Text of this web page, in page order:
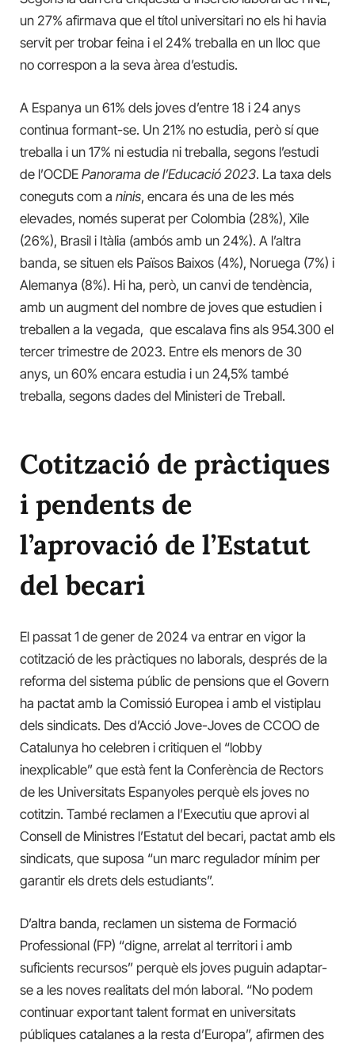
un 27% afirmava que el títol universitari no els hi havia
servit per trobar feina i el 24% treballa en un lloc que
no correspon a la seva àrea d’estudis.
A Espanya un 61% dels joves d’entre 18 i 24 anys
continua formant-se. Un 21% no estudia, però sí que
treballa i un 17% ni estudia ni treballa, segons l’estudi
de l’OCDE Panorama de l’Educació 2023. La taxa dels
coneguts com a ninis, encara és una de les més
elevades, només superat per Colombia (28%), Xile
(26%), Brasil i Itàlia (ambós amb un 24%). A l’altra
banda, se situen els Països Baixos (4%), Noruega (7%) i
Alemanya (8%). Hi ha, però, un canvi de tendència,
amb un augment del nombre de joves que estudien i
treballen a la vegada, que escalava fins als 954.300 el
tercer trimestre de 2023. Entre els menors de 30
anys, un 60% encara estudia i un 24,5% també
treballa, segons dades del Ministeri de Treball.
Cotització de pràctiques
i pendents de
l’aprovació de l’Estatut
del becari
El passat 1 de gener de 2024 va entrar en vigor la
cotització de les pràctiques no laborals, després de la
reforma del sistema públic de pensions que el Govern
ha pactat amb la Comissió Europea i amb el vistiplau
dels sindicats. Des d’Acció Jove-Joves de CCOO de
Catalunya ho celebren i critiquen el “lobby
inexplicable” que està fent la Conferència de Rectors
de les Universitats Espanyoles perquè els joves no
cotitzin. També reclamen a l’Executiu que aprovi al
Consell de Ministres l’Estatut del becari, pactat amb els
sindicats, que suposa “un marc regulador mínim per
garantir els drets dels estudiants”.
D’altra banda, reclamen un sistema de Formació
Professional (FP) “digne, arrelat al territori i amb
suficients recursos” perquè els joves puguin adaptar-
se a les noves realitats del món laboral. “No podem
continuar exportant talent format en universitats
públiques catalanes a la resta d’Europa”, afirmen des